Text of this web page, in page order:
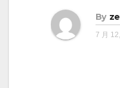
By
7 月